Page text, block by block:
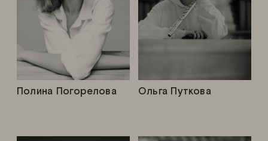
Ольга Путкова
Полина Погорелова